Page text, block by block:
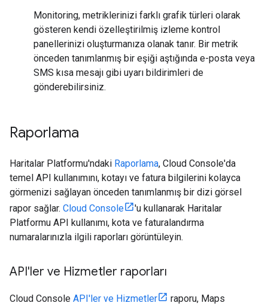
Monitoring, metriklerinizi farklı grafik türleri olarak
gösteren kendi özelleştirilmiş izleme kontrol
panellerinizi oluşturmanıza olanak tanır. Bir metrik
önceden tanımlanmış bir eşiği aştığında e-posta veya
SMS kısa mesajı gibi uyarı bildirimleri de
gönderebilirsiniz.
Raporlama
Haritalar Platformu'ndaki Raporlama, Cloud Console'da
temel API kullanımını, kotayı ve fatura bilgilerini kolayca
görmenizi sağlayan önceden tanımlanmış bir dizi görsel
rapor sağlar. Cloud Console
'u kullanarak Haritalar
Platformu API kullanımı, kota ve faturalandırma
numaralarınızla ilgili raporları görüntüleyin.
API'ler ve Hizmetler raporları
Cloud Console API'ler ve Hizmetler
raporu, Maps